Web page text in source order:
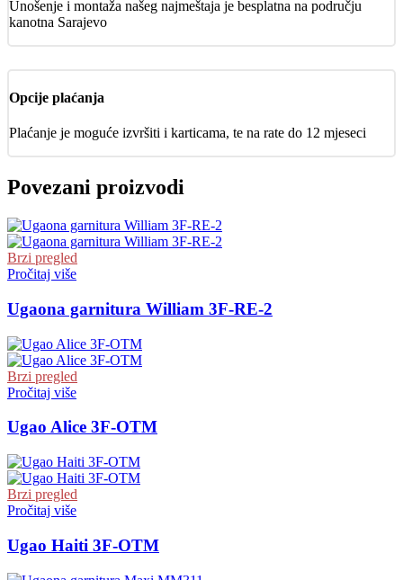
Unošenje i montaža našeg najmeštaja je besplatna na području
kanotna Sarajevo
Opcije plaćanja
Plaćanje je moguće izvršiti i karticama, te na rate do 12 mjeseci
Povezani proizvodi
Brzi pregled
Pročitaj više
Ugaona garnitura William 3F-RE-2
Brzi pregled
Pročitaj više
Ugao Alice 3F-OTM
Brzi pregled
Pročitaj više
Ugao Haiti 3F-OTM